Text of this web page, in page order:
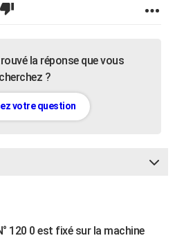
la réponse que vous
?
votre question
120 0 est fixé sur la machine